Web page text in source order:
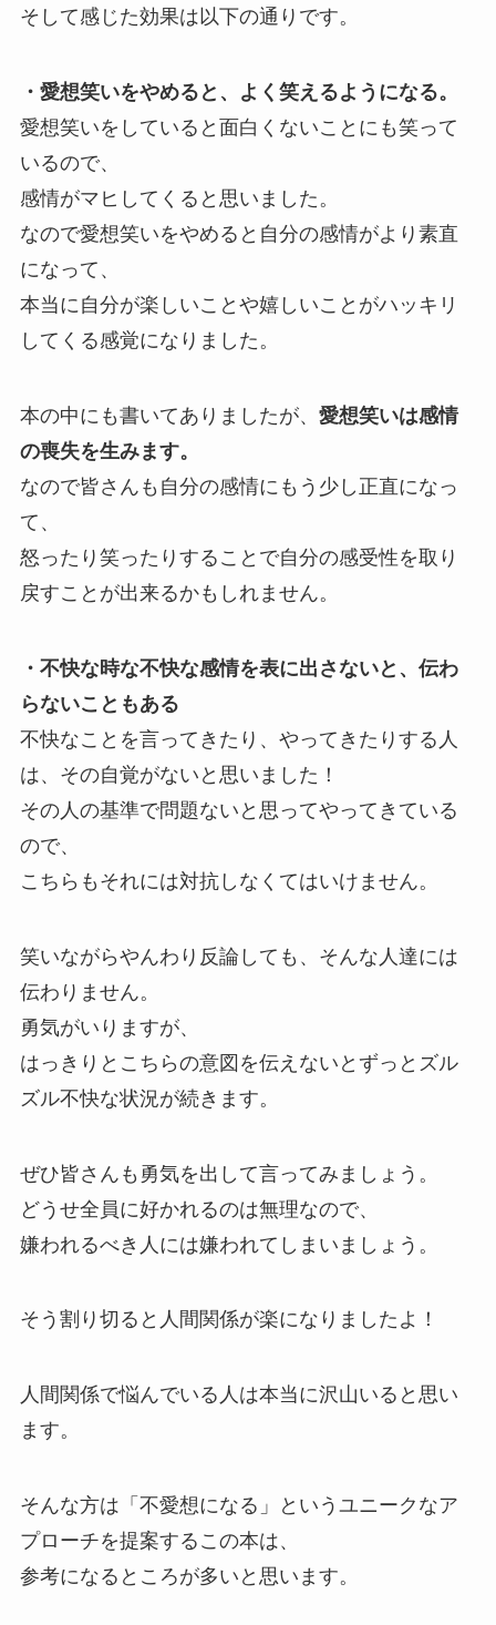
そして感じた効果は以下の通りです。
・愛想笑いをやめると、よく笑えるようになる。
愛想笑いをしていると面白くないことにも笑って
いるので、
感情がマヒしてくると思いました。
なので愛想笑いをやめると自分の感情がより素直
になって、
本当に自分が楽しいことや嬉しいことがハッキリ
してくる感覚になりました。
本の中にも書いてありましたが、 愛想笑いは感情
の喪失を生みます。
なので皆さんも自分の感情にもう少し正直になっ
て、
怒ったり笑ったりすることで自分の感受性を取り
戻すことが出来るかもしれません。
・不快な時な不快な感情を表に出さないと、伝わ
らないこともある
不快なことを言ってきたり、やってきたりする人
は、その自覚がないと思いました！
その人の基準で問題ないと思ってやってきている
ので、
こちらもそれには対抗しなくてはいけません。
笑いながらやんわり反論しても、そんな人達には
伝わりません。
勇気がいりますが、
はっきりとこちらの意図を伝えないとずっとズル
ズル不快な状況が続きます。
ぜひ皆さんも勇気を出して言ってみましょう。
どうせ全員に好かれるのは無理なので、
嫌われるべき人には嫌われてしまいましょう。
そう割り切ると人間関係が楽になりましたよ！
人間関係で悩んでいる人は本当に沢山いると思い
ます。
そんな方は「不愛想になる」というユニークなア
プローチを提案するこの本は、
参考になるところが多いと思います。